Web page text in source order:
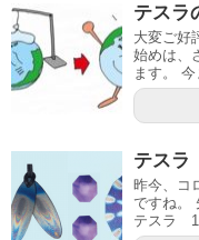
テスラ
大変ご好
始めは、
ます。
テス
昨今、コ
ですね。
テスラ